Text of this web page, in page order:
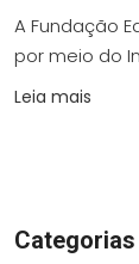
A Fundação
por meio do
Leia mais
Categorias